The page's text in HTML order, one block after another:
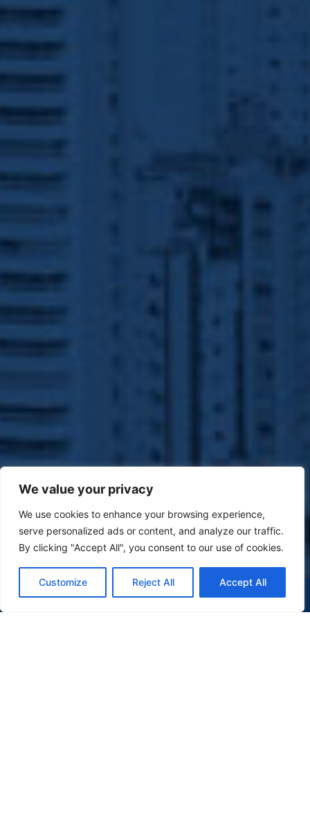
We value your privacy
We use cookies to enhance your browsing experience,
serve personalized ads or content, and analyze our traffic.
By clicking "Accept All", you consent to our use of cookies.
Customize Reject All Accept All
(47) 9 9977-7630